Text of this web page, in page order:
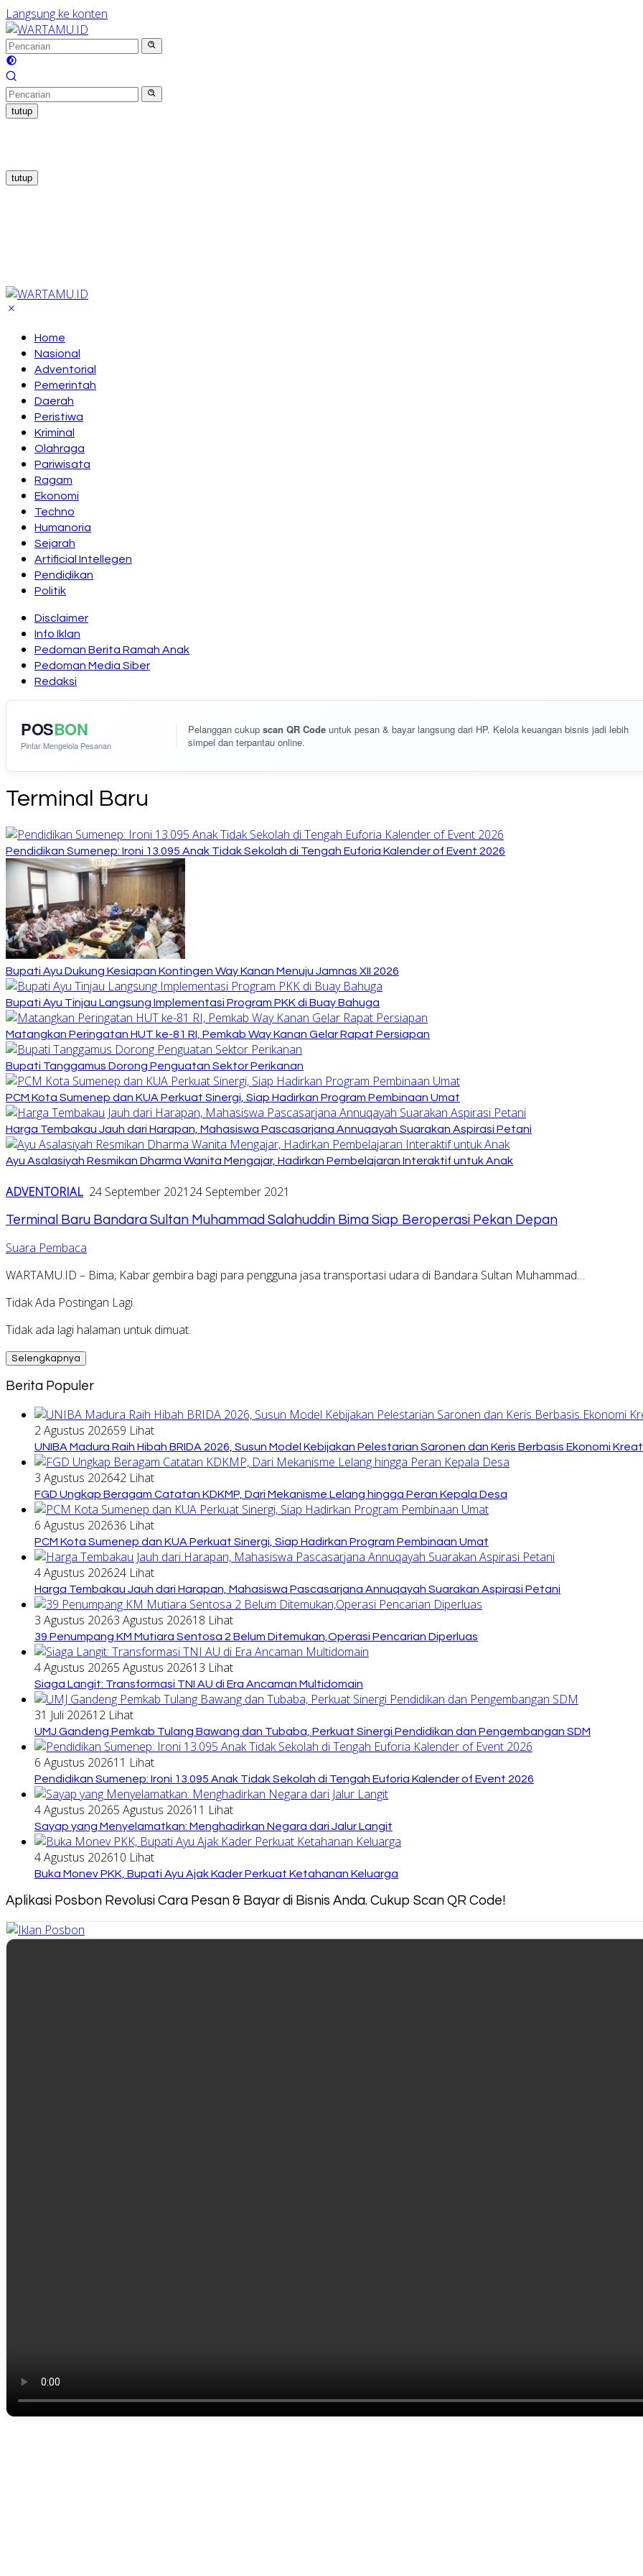
Langsung ke konten
tutup
tutup
Home
Nasional
Adventorial
Pemerintah
Daerah
Peristiwa
Kriminal
Olahraga
Pariwisata
Ragam
Ekonomi
Techno
Humanoria
Sejarah
Artificial Intellegen
Pendidikan
Politik
Disclaimer
Info Iklan
Pedoman Berita Ramah Anak
Pedoman Media Siber
Redaksi
POSBON
Pintar Mengelola Pesanan
Pelanggan cukup scan QR Code untuk pesan & bayar langsung dari HP. Kelola keuangan bisnis jadi lebih
simpel dan terpantau online.
Terminal Baru
Pendidikan Sumenep: Ironi 13.095 Anak Tidak Sekolah di Tengah Euforia Kalender of Event 2026
Bupati Ayu Dukung Kesiapan Kontingen Way Kanan Menuju Jamnas XII 2026
Bupati Ayu Tinjau Langsung Implementasi Program PKK di Buay Bahuga
Matangkan Peringatan HUT ke-81 RI, Pemkab Way Kanan Gelar Rapat Persiapan
Bupati Tanggamus Dorong Penguatan Sektor Perikanan
PCM Kota Sumenep dan KUA Perkuat Sinergi, Siap Hadirkan Program Pembinaan Umat
Harga Tembakau Jauh dari Harapan, Mahasiswa Pascasarjana Annuqayah Suarakan Aspirasi Petani
Ayu Asalasiyah Resmikan Dharma Wanita Mengajar, Hadirkan Pembelajaran Interaktif untuk Anak
ADVENTORIAL 24 September 2021 24 September 2021
Terminal Baru Bandara Sultan Muhammad Salahuddin Bima Siap Beroperasi Pekan Depan
Suara Pembaca
WARTAMU.ID – Bima, Kabar gembira bagi para pengguna jasa transportasi udara di Bandara Sultan Muhammad…
Tidak Ada Postingan Lagi.
Tidak ada lagi halaman untuk dimuat.
Selengkapnya
Berita Populer
2 Agustus 202659 Lihat
UNIBA Madura Raih Hibah BRIDA 2026, Susun Model Kebijakan Pelestarian Saronen dan Keris Berbasis Ekonomi
3 Agustus 202642 Lihat
FGD Ungkap Beragam Catatan KDKMP, Dari Mekanisme Lelang hingga Peran Kepala Desa
6 Agustus 202636 Lihat
PCM Kota Sumenep dan KUA Perkuat Sinergi, Siap Hadirkan Program Pembinaan Umat
4 Agustus 202624 Lihat
Harga Tembakau Jauh dari Harapan, Mahasiswa Pascasarjana Annuqayah Suarakan Aspirasi Petani
3 Agustus 20263 Agustus 202618 Lihat
39 Penumpang KM Mutiara Sentosa 2 Belum Ditemukan,Operasi Pencarian Diperluas
4 Agustus 20265 Agustus 202613 Lihat
Siaga Langit: Transformasi TNI AU di Era Ancaman Multidomain
31 Juli 202612 Lihat
UMJ Gandeng Pemkab Tulang Bawang dan Tubaba, Perkuat Sinergi Pendidikan dan Pengembangan SDM
6 Agustus 202611 Lihat
Pendidikan Sumenep: Ironi 13.095 Anak Tidak Sekolah di Tengah Euforia Kalender of Event 2026
4 Agustus 20265 Agustus 202611 Lihat
Sayap yang Menyelamatkan: Menghadirkan Negara dari Jalur Langit
4 Agustus 202610 Lihat
Buka Monev PKK, Bupati Ayu Ajak Kader Perkuat Ketahanan Keluarga
Aplikasi Posbon Revolusi Cara Pesan & Bayar di Bisnis Anda. Cukup Scan QR Code!